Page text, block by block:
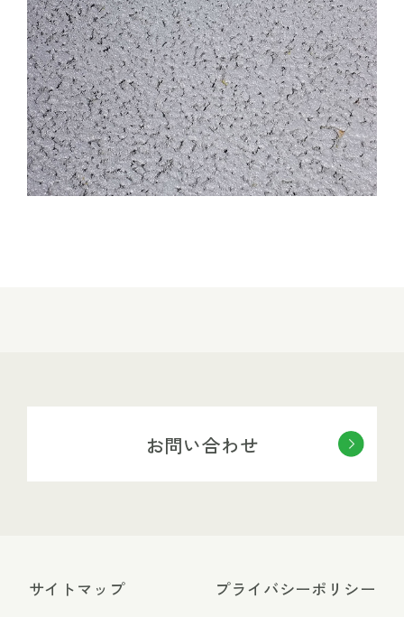
お問い合わせ
サイトマップ
プライバシーポリシー